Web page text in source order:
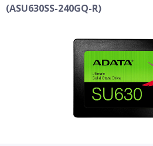
(ASU630SS-240GQ-R)